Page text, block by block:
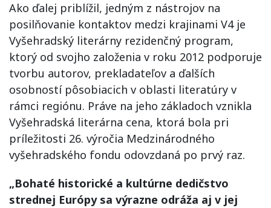
Ako ďalej priblížil, jedným z nástrojov na
posilňovanie kontaktov medzi krajinami V4 je
Vyšehradský literárny rezidenčný program,
ktorý od svojho založenia v roku 2012 podporuje
tvorbu autorov, prekladateľov a ďalších
osobností pôsobiacich v oblasti literatúry v
rámci regiónu. Práve na jeho základoch vznikla
Vyšehradská literárna cena, ktorá bola pri
príležitosti 26. výročia Medzinárodného
vyšehradského fondu odovzdaná po prvý raz.
„Bohaté historické a kultúrne dedičstvo
strednej Európy sa výrazne odráža aj v jej